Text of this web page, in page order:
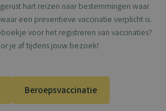
hart reizen naar bestemmingen waar
een preventieve vaccinatie verplicht is.
voor het registreren van vaccinaties?
je af tijdens jouw bezoek!
Beroepsvaccinatie